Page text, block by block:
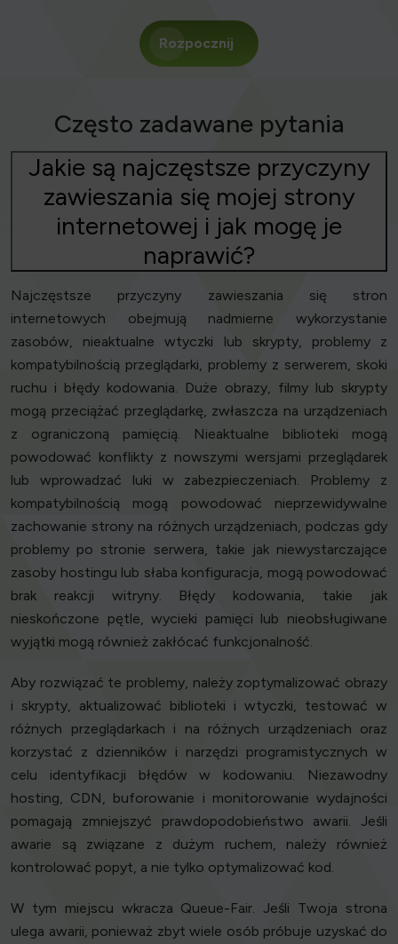
Rozpocznij
Często zadawane pytania
Jakie są najczęstsze przyczyny
zawieszania się mojej strony
internetowej i jak mogę je
naprawić?
Najczęstsze przyczyny zawieszania się stron
internetowych obejmują nadmierne wykorzystanie
zasobów, nieaktualne wtyczki lub skrypty, problemy z
kompatybilnością przeglądarki, problemy z serwerem, skoki
ruchu i błędy kodowania. Duże obrazy, filmy lub skrypty
mogą przeciążać przeglądarkę, zwłaszcza na urządzeniach
z ograniczoną pamięcią. Nieaktualne biblioteki mogą
powodować konflikty z nowszymi wersjami przeglądarek
lub wprowadzać luki w zabezpieczeniach. Problemy z
kompatybilnością mogą powodować nieprzewidywalne
zachowanie strony na różnych urządzeniach, podczas gdy
problemy po stronie serwera, takie jak niewystarczające
zasoby hostingu lub słaba konfiguracja, mogą powodować
brak reakcji witryny. Błędy kodowania, takie jak
nieskończone pętle, wycieki pamięci lub nieobsługiwane
wyjątki mogą również zakłócać funkcjonalność.
Aby rozwiązać te problemy, należy zoptymalizować obrazy
i skrypty, aktualizować biblioteki i wtyczki, testować w
różnych przeglądarkach i na różnych urządzeniach oraz
korzystać z dzienników i narzędzi programistycznych w
celu identyfikacji błędów w kodowaniu. Niezawodny
hosting, CDN, buforowanie i monitorowanie wydajności
pomagają zmniejszyć prawdopodobieństwo awarii. Jeśli
awarie są związane z dużym ruchem, należy również
kontrolować popyt, a nie tylko optymalizować kod.
W tym miejscu wkracza Queue-Fair. Jeśli Twoja strona
ulega awarii, ponieważ zbyt wiele osób próbuje uzyskać do